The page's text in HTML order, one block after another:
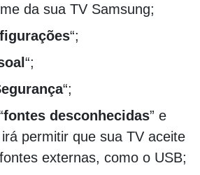
da sua TV Samsung;
“;
“;
“;
fontes desconhecidas” e
permitir que sua TV aceite
externas, como o USB;